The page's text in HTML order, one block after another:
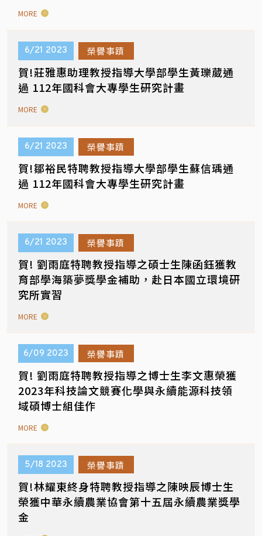
MORE
6/21 2023 榮譽事蹟
賀!莊雅惠助理教授指導大學部學生黃瓅葳通
過 112年國科會大專學生研究計畫
MORE
6/21 2023 榮譽事蹟
賀!鄒裕民特聘教授指導大學部學生蘇信瑀通
過 112年國科會大專學生研究計畫
MORE
6/21 2023 榮譽事蹟
賀! 劉雨庭特聘教授指導之碩士生陳函鈺獲教
育部學海築夢獎學金補助，赴日本國立環境研
究所實習
MORE
6/09 2023 榮譽事蹟
賀! 劉雨庭特聘教授指導之博士生李文惠榮獲
2023年科技論文競賽化學與永續能源科技領
域碩博士組佳作
MORE
5/18 2023 榮譽事蹟
賀!林耀東終身特聘教授指導之陳映辰博士生
榮獲中華永續農業協會第十五屆永續農業獎學
金